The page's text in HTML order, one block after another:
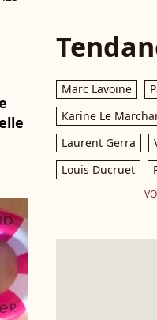
Marc Lavoine
Karine Le
Laurent Gerra
Louis Ducruet